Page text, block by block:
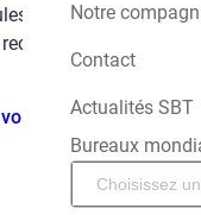
Notre
Contact
Actualités SBT
Bureaux
disponibles en